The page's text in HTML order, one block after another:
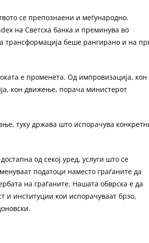
се препознаени и меѓународно.
на Светска банка и преминува во
трансформација беше рангирано и на
е променета. Од импровизација, кон
кон движење, порача министерот
туку држава што испорачува
од секој уред, услуги што се
податоци наместо граѓаните да
на граѓаните. Нашата обврска е да
и институции кои испорачуваат брзо,